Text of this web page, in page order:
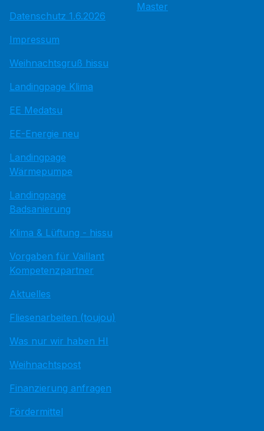
Datenschutz 1.6.2026
Impressum
Weihnachtsgruß hissu
Landingpage Klima
EE Medatsu
EE-Energie neu
Landingpage
Wärmepumpe
Landingpage
Badsanierung
Klima & Lüftung - hissu
Vorgaben für Vaillant
Kompetenzpartner
Aktuelles
Fliesenarbeiten (toujou)
Was nur wir haben HI
Weihnachtspost
Finanzierung anfragen
Fördermittel
Master